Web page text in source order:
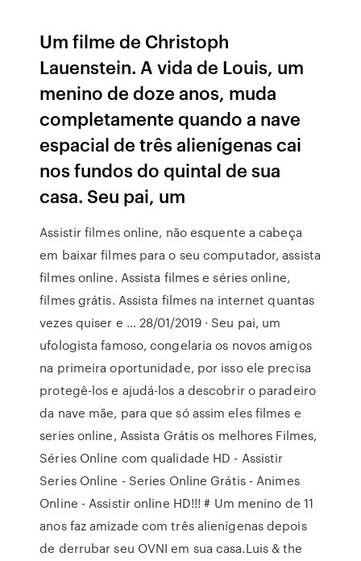
Um filme de Christoph
Lauenstein. A vida de Louis, um
menino de doze anos, muda
completamente quando a nave
espacial de três alienígenas cai
nos fundos do quintal de sua
casa. Seu pai, um
Assistir filmes online, não esquente a cabeça
em baixar filmes para o seu computador, assista
filmes online. Assista filmes e séries online,
filmes grátis. Assista filmes na internet quantas
vezes quiser e … 28/01/2019 · Seu pai, um
ufologista famoso, congelaria os novos amigos
na primeira oportunidade, por isso ele precisa
protegê-los e ajudá-los a descobrir o paradeiro
da nave mãe, para que só assim eles filmes e
series online, Assista Grátis os melhores Filmes,
Séries Online com qualidade HD - Assistir
Series Online - Series Online Grátis - Animes
Online - Assistir online HD!!! # Um menino de 11
anos faz amizade com três alienígenas depois
de derrubar seu OVNI em sua casa.Luis & the